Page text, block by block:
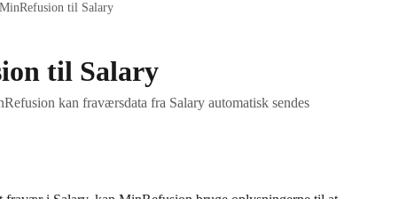
til Salary
til Salary
kan fraværsdata fra Salary automatisk sendes